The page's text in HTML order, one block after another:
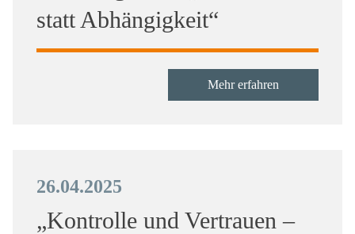
statt Abhängigkeit“
Mehr erfahren
26.04.2025
„Kontrolle und Vertrauen –